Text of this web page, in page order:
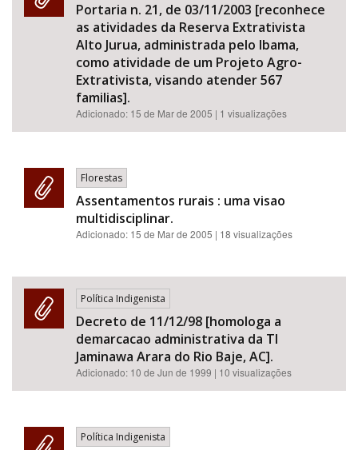
Portaria n. 21, de 03/11/2003 [reconhece
as atividades da Reserva Extrativista
Alto Jurua, administrada pelo Ibama,
como atividade de um Projeto Agro-
Extrativista, visando atender 567
familias].
Adicionado: 15 de Mar de 2005 | 1 visualizações
Florestas
Assentamentos rurais : uma visao
multidisciplinar.
Adicionado: 15 de Mar de 2005 | 18 visualizações
Política Indigenista
Decreto de 11/12/98 [homologa a
demarcacao administrativa da TI
Jaminawa Arara do Rio Baje, AC].
Adicionado: 10 de Jun de 1999 | 10 visualizações
Política Indigenista